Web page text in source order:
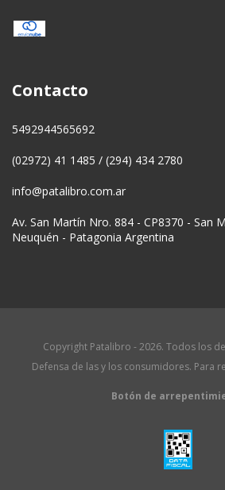
Contacto
5492944565692
(02972) 41 1485 / (294) 434 2780
info@patalibro.com.ar
Av. San Martín Nro. 884 - CP8370 - San
Neuquén - Patagonia Argentina
Copyright Patalibro - 2026. Todos los
Defensa de las y los consumidores. Para
Botón de